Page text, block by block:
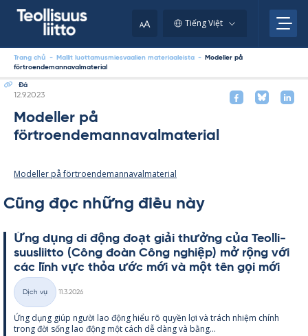
AA Tiếng Việt
Trang chủ - Mallit luottamusmiesvaalien materiaaleista -
Modeller på
förtroendemannavalmaterial
Đá
Kirjoitettu
12.9.2023
Modeller på
förtroendemannavalmaterial
Modeller på förtroendemannavalmaterial
Cũng đọc những điều này
Ứng dụng di động đoạt giải thưởng của Teol­li­
suus­liitto (Công đoàn Công ng­hiệp) mở rộng với
các lĩnh vực thỏa ước mới và một tên gọi mới
Thể
loại
Dịch vụ
11.3.2026
Ứng dụng giúp người lao động hiểu rõ qu­yền lợi và trách nhiệm chính
trong đời sống lao động một cách dễ dàng và bằng...